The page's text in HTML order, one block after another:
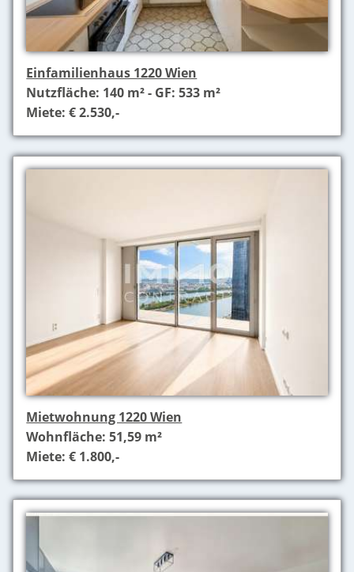
Einfamilienhaus 1220 Wien
Nutzfläche: 140 m² - GF: 533 m²
Miete: € 2.530,-
Mietwohnung 1220 Wien
Wohnfläche: 51,59 m²
Miete: € 1.800,-